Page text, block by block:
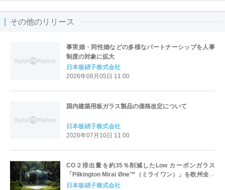
その他のリリース
事実婚・同性婚などの多様なパートナーシップを人事
制度の対象に拡大
日本板硝子株式会社
2026年08月05日 11:00
国内建築用板ガラス製品の価格改定について
日本板硝子株式会社
2026年07月10日 11:00
CO２排出量を約35％削減したLow カーボンガラス
「Pilkington Mirai Øne™（ミライワン）」を欧州全域
で発売
日本板硝子株式会社